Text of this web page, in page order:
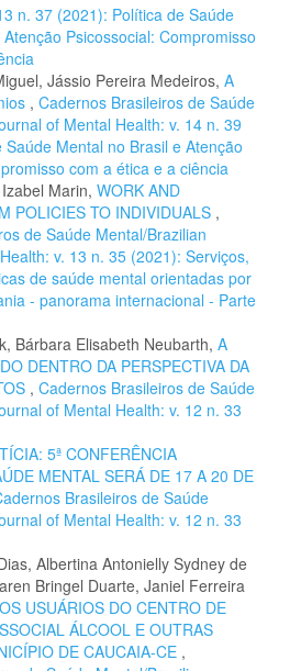
n. 37 (2021): Política de Saúde
Psicossocial: Compromisso
Jássio Pereira Medeiros, A
, Cadernos Brasileiros de Saúde
of Mental Health: v. 14 n. 39
Mental no Brasil e Atenção
com a ética e a ciência
Marin, WORK AND
POLICIES TO INDIVIDUALS ,
de Saúde Mental/Brazilian
v. 13 n. 35 (2021): Serviços,
de saúde mental orientadas por
- panorama internacional - Parte
Bárbara Elisabeth Neubarth, A
DENTRO DA PERSPECTIVA DA
, Cadernos Brasileiros de Saúde
of Mental Health: v. 12 n. 33
5ª CONFERÊNCIA
MENTAL SERÁ DE 17 A 20 DE
Brasileiros de Saúde
of Mental Health: v. 12 n. 33
Albertina Antonielly Sydney de
Bringel Duarte, Janiel Ferreira
USUÁRIOS DO CENTRO DE
ÁLCOOL E OUTRAS
DE CAUCAIA-CE ,